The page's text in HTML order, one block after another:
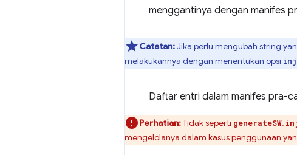
menggantinya dengan manifes
Catatan:Jika perlu mengubah string
melakukannya dengan menentukan opsi
Daftar entri dalam manifes pra-
Perhatian:Tidak seperti generateSW,
mengelolanya dalam kasus penggunaan